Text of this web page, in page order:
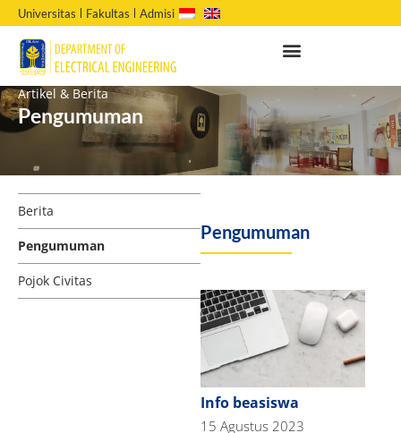
Universitas Fakultas Admisi
Artikel & Berita
Pengumuman
Berita
Pengumuman
Pojok Civitas
Pengumuman
Info beasiswa
15 Agustus 2023